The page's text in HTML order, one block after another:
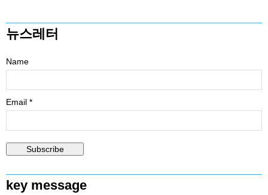
뉴스레터
Name
Email *
key message